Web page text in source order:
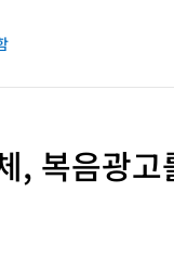
, 복음광고